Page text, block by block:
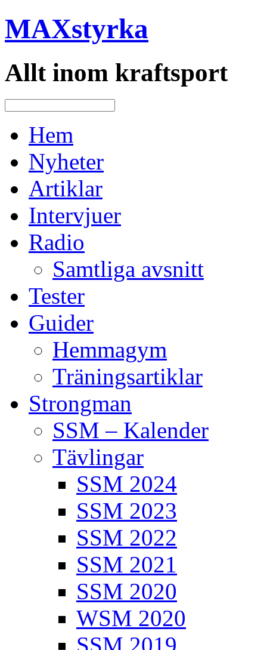
MAXstyrka
Allt inom kraftsport
Hem
Nyheter
Artiklar
Intervjuer
Radio
Samtliga avsnitt
Tester
Guider
Hemmagym
Träningsartiklar
Strongman
SSM – Kalender
Tävlingar
SSM 2024
SSM 2023
SSM 2022
SSM 2021
SSM 2020
WSM 2020
SSM 2019